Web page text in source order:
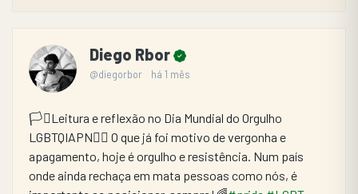
Diego Rbor
@diegorbor há 1 mês
🏳️‍⚧️Leitura e reflexão no Dia Mundial do Orgulho
LGBTQIAPN🏳️‍🌈 O que já foi motivo de vergonha e
apagamento, hoje é orgulho e resistência. Num país
onde ainda rechaça em mata pessoas como nós, é